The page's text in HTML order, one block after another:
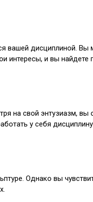
дисциплиной. Вы
интересы, и вы найдете
на свой энтузиазм,
у себя
Однако вы